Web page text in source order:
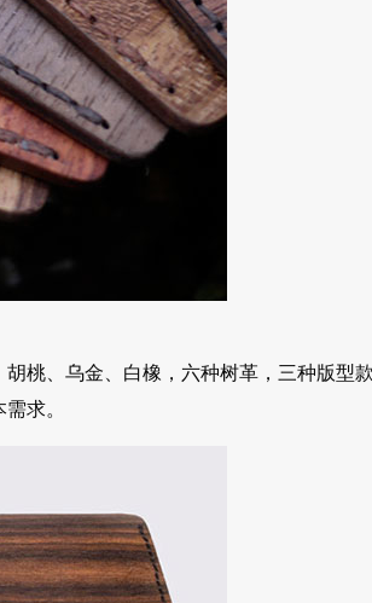
桃、乌金、白橡，六种树革，三种版型
求。